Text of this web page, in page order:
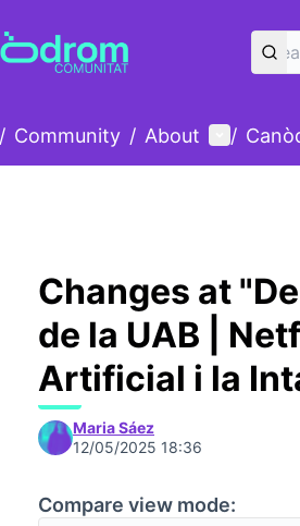
menu
/ Community / About User
/
Changes at
de la UAB |
Artificial i la
Maria Sáez
12/05/2025 18:36
Compare view mode: